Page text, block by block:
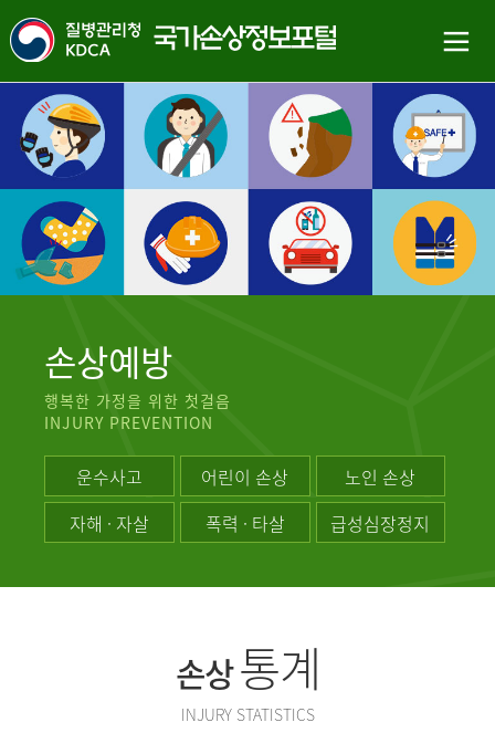
손상예방
행복한 가정을 위한 첫걸음
INJURY PREVENTION
운수사고 어린이 손상
노인 손상
자해 · 자살
폭력 · 타살 급성심장정지
손상통계
INJURY STATISTICS